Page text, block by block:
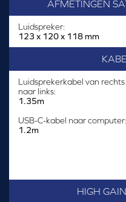
AFMETINGEN
Luidspreker:
123 x 120 x 118 mm
Luidsprekerkabel van rechts
naar links:
1.35m
USB-C-kabel naar computer:
1.2m
HIGH